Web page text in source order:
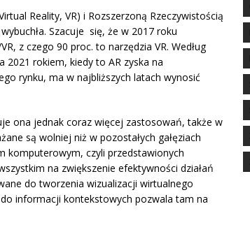
Reality, VR) i Rozszerzoną Rzeczywistością
Szacuje się, że w 2017 roku
z czego 90 proc. to narzędzia VR. Według
2021 rokiem, kiedy to AR zyska na
rynku, ma w najbliższych latach wynosić
ona jednak coraz więcej zastosowań, także w
są wolniej niż w pozostałych gałęziach
komputerowym, czyli przedstawionych
na zwiększenie efektywności działań
do tworzenia wizualizacji wirtualnego
informacji kontekstowych pozwala tam na